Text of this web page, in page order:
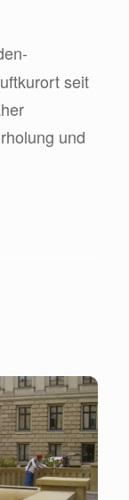
seit
und